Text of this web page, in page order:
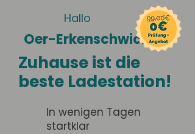
Hallo
Oer-Erkenschwick
Zuhause ist die
beste Ladestation!
In wenigen Tagen
startklar